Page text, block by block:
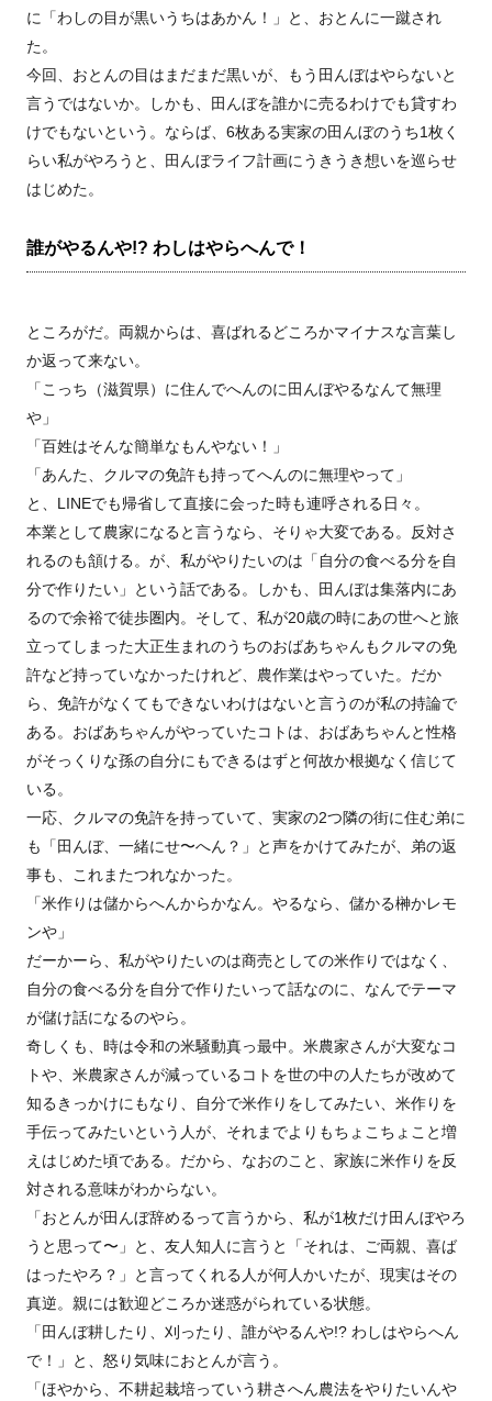
に「わしの目が黒いうちはあかん！」と、おとんに一蹴され
た。
今回、おとんの目はまだまだ黒いが、もう田んぼはやらないと
言うではないか。しかも、田んぼを誰かに売るわけでも貸すわ
けでもないという。ならば、6枚ある実家の田んぼのうち1枚く
らい私がやろうと、田んぼライフ計画にうきうき想いを巡らせ
はじめた。
誰がやるんや!? わしはやらへんで！
ところがだ。両親からは、喜ばれるどころかマイナスな言葉し
か返って来ない。
「こっち（滋賀県）に住んでへんのに田んぼやるなんて無理
や」
「百姓はそんな簡単なもんやない！」
「あんた、クルマの免許も持ってへんのに無理やって」
と、LINEでも帰省して直接に会った時も連呼される日々。
本業として農家になると言うなら、そりゃ大変である。反対さ
れるのも頷ける。が、私がやりたいのは「自分の食べる分を自
分で作りたい」という話である。しかも、田んぼは集落内にあ
るので余裕で徒歩圏内。そして、私が20歳の時にあの世へと旅
立ってしまった大正生まれのうちのおばあちゃんもクルマの免
許など持っていなかったけれど、農作業はやっていた。だか
ら、免許がなくてもできないわけはないと言うのが私の持論で
ある。おばあちゃんがやっていたコトは、おばあちゃんと性格
がそっくりな孫の自分にもできるはずと何故か根拠なく信じて
いる。
一応、クルマの免許を持っていて、実家の2つ隣の街に住む弟に
も「田んぼ、一緒にせ〜へん？」と声をかけてみたが、弟の返
事も、これまたつれなかった。
「米作りは儲からへんからかなん。やるなら、儲かる榊かレモ
ンや」
だーかーら、私がやりたいのは商売としての米作りではなく、
自分の食べる分を自分で作りたいって話なのに、なんでテーマ
が儲け話になるのやら。
奇しくも、時は令和の米騒動真っ最中。米農家さんが大変なコ
トや、米農家さんが減っているコトを世の中の人たちが改めて
知るきっかけにもなり、自分で米作りをしてみたい、米作りを
手伝ってみたいという人が、それまでよりもちょこちょこと増
えはじめた頃である。だから、なおのこと、家族に米作りを反
対される意味がわからない。
「おとんが田んぼ辞めるって言うから、私が1枚だけ田んぼやろ
うと思って〜」と、友人知人に言うと「それは、ご両親、喜ば
はったやろ？」と言ってくれる人が何人かいたが、現実はその
真逆。親には歓迎どころか迷惑がられている状態。
「田んぼ耕したり、刈ったり、誰がやるんや!? わしはやらへん
で！」と、怒り気味におとんが言う。
「ほやから、不耕起栽培っていう耕さへん農法をやりたいんや